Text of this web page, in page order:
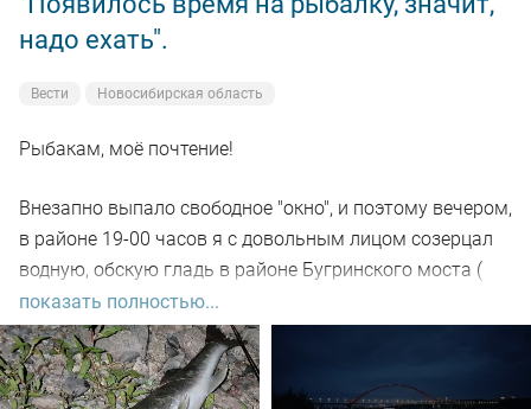
надо ехать".
Вести Новосибирская область
Рыбакам, моё почтение!
Внезапно выпало свободное "окно", и поэтому вечером,
в районе 19-00 часов я с довольным лицом созерцал
водную, обскую гладь в районе Бугринского моста (
правый берег).
Отдыхающего люда просто тьма, и на берегу ,и на
воде. Сапы, катера, гидроциклы всяких мастей
показать полностью...